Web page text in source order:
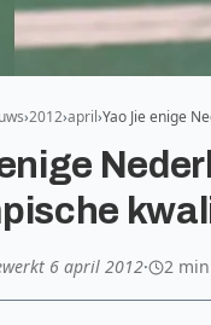
2012 april Yao Jie enige
6 april 2012· 2